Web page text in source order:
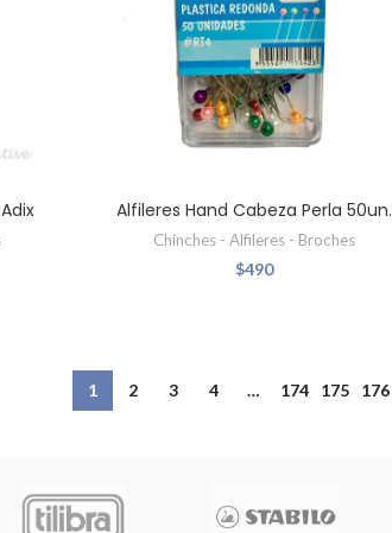
Alfileres Hand Cabeza Perla 50un.
Chinches - Alfileres - Broches
$490
1 2 3 4 … 174 175 176